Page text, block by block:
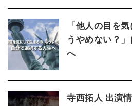
「他人の目を
うやめない？
へ
寺西拓人 出演